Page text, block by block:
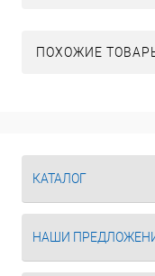
ПОХОЖИЕ
КАТАЛОГ
НАШИ